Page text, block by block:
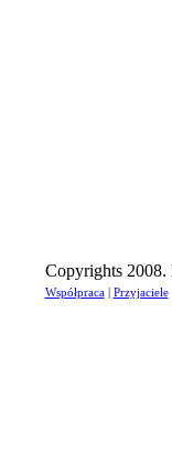
Copyrights 2008.
Współpraca| Przyjaciele